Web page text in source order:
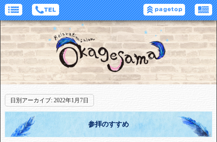
日別アーカイブ: 2022年1月7日
参拝のすすめ